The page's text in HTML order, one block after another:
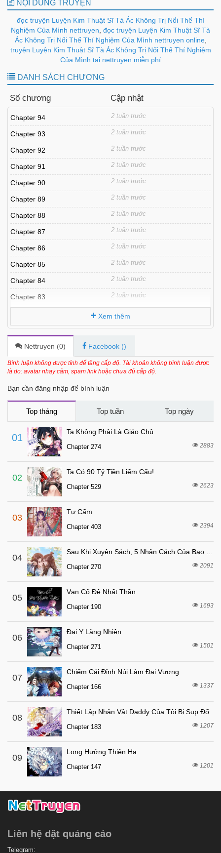
NỘI DUNG TRUYỆN
đọc truyện Luyện Kim Thuật Sĩ Tà Ác Không Trị Nổi Thể Thí
Nghiệm Của Mình nettruyen đọc truyện Luyện Kim Thuật Sĩ Tà
Ác Không Trị Nổi Thể Thí Nghiệm Của Mình nettruyen online,
truyện Luyện Kim Thuật Sĩ Tà Ác Không Trị Nổi Thể Thí Nghiệm
Của Mình tại nettruyen miễn phí
DANH SÁCH CHƯƠNG
Số chương Cập nhật
Chapter 94 2 tuần trước
Chapter 93 2 tuần trước
Chapter 92 2 tuần trước
Chapter 91 2 tuần trước
Chapter 90 2 tuần trước
Chapter 89 2 tuần trước
Chapter 88 2 tuần trước
Chapter 87 2 tuần trước
Chapter 86 2 tuần trước
Chapter 85 2 tuần trước
Chapter 84 2 tuần trước
Chapter 83 2 tuần trước
Chapter 81 3 tháng trước
Chapter 80 3 tháng trước
Chapter 79 3 tháng trước
4 tháng trước
Chapter 76 4 tháng trước
Chapter 75
Chapter 74
Chapter 73
Chapter 72 6 tháng trước
Chapter 71
Chapter 70
Chapter 69
Chapter 68 7 tháng trước
Chapter 67 7 tháng trước
Chapter 66
Chapter 65 7 tháng trước
Chapter 64
Chapter 63 8 tháng trước
Chapter 62
Chapter 61
Chapter 60 8 tháng trước
Chapter 59
Chapter 58 8 tháng trước
Chapter 57
Chapter 56
Chapter 55 8 tháng trước
Chapter 54
Chapter 52
Chapter 50 8 tháng trước
Chapter 49
Xem thêm
Nettruyen (0) Facebook ()
Bình luận không được tính để tăng cấp độ. Tài khoản không bình luận được
là do: avatar nhạy cảm, spam link hoặc chưa đủ cấp độ.
Bạn cần đăng nhập để bình luận
Top tháng Top tuần Top ngày
01
Ta Không Phải Là Giáo Chủ
Chapter 274 2883
02
Ta Có 90 Tỷ Tiền Liếm Cẩu!
Chapter 529 2623
03
Tự Cẩm
Chapter 403 2394
04
Chapter 270 2091
05
Vạn Cổ Đệ Nhất Thần
Chapter 190 1693
06
Đại Y Lăng Nhiên
Chapter 271 1501
07
Chiếm Cái Đỉnh Núi Làm Đại Vương
Chapter 166 1337
08
Thiết Lập Nhân Vật Daddy Của Tôi Bị Sụp Đổ
Chapter 183 1207
09
Long Hưởng Thiên Hạ
Chapter 147 1201
Liên hệ dặt quảng cáo
Telegram: